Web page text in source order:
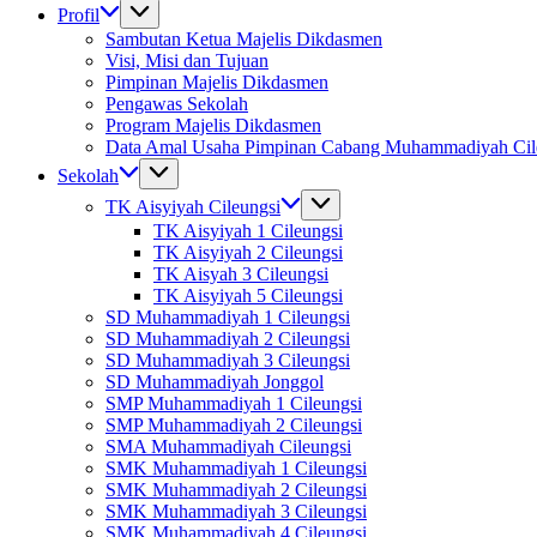
Profil
Sambutan Ketua Majelis Dikdasmen
Visi, Misi dan Tujuan
Pimpinan Majelis Dikdasmen
Pengawas Sekolah
Program Majelis Dikdasmen
Data Amal Usaha Pimpinan Cabang Muhammadiyah
Sekolah
TK Aisyiyah Cileungsi
TK Aisyiyah 1 Cileungsi
TK Aisyiyah 2 Cileungsi
TK Aisyah 3 Cileungsi
TK Aisyiyah 5 Cileungsi
SD Muhammadiyah 1 Cileungsi
SD Muhammadiyah 2 Cileungsi
SD Muhammadiyah 3 Cileungsi
SD Muhammadiyah Jonggol
SMP Muhammadiyah 1 Cileungsi
SMP Muhammadiyah 2 Cileungsi
SMA Muhammadiyah Cileungsi
SMK Muhammadiyah 1 Cileungsi
SMK Muhammadiyah 2 Cileungsi
SMK Muhammadiyah 3 Cileungsi
SMK Muhammadiyah 4 Cileungsi